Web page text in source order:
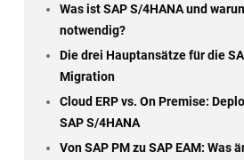
Was ist SAP S/4HANA und
notwendig?
Die drei Hauptansätze für die
Migration
Cloud ERP vs. On Premise:
SAP S/4HANA
Von SAP PM zu SAP EAM: Was